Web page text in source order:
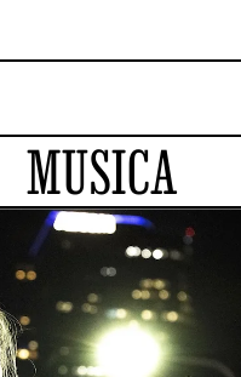
MUSICA